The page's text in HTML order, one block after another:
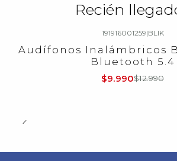
Recién
-23%OFF
191916001259|BLIK
Audífonos Inalámbricos
Bluetooth 5.4
$9.990$12.990